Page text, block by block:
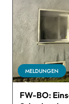
MELDUNGEN
FW-BO: